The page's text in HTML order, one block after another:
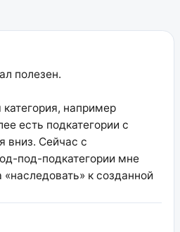
полезен.
например
есть подкатегории с
вниз. Сейчас с
под-подкатегории мне
к созданной